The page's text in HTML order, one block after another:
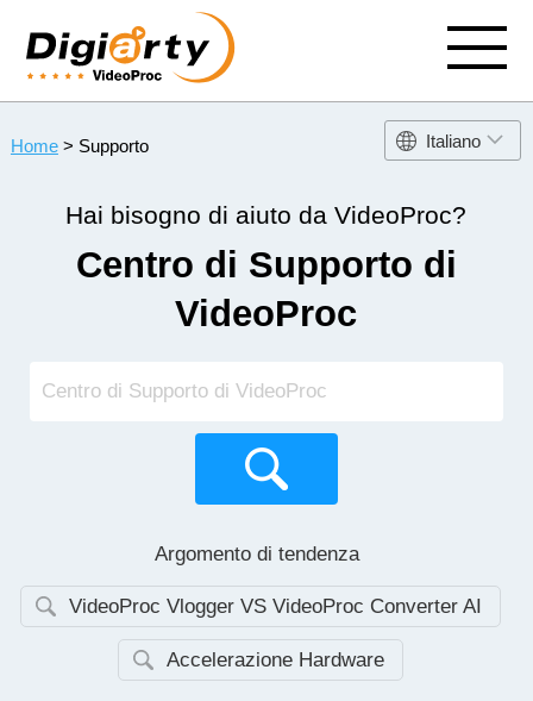
Italiano
Home> Supporto
Hai bisogno di aiuto da VideoProc?
Centro di Supporto di
VideoProc
Argomento di tendenza
VideoProc Vlogger VS VideoProc Converter AI
Accelerazione Hardware